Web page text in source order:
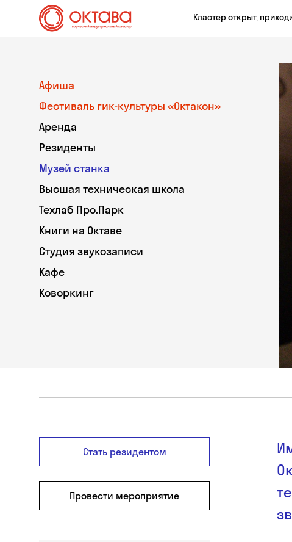
Кластер открыт,
Афиша
Фестиваль гик-культуры «Октакон»
Аренда
Резиденты
Музей станка
Высшая техническая школа
Техлаб Про.Парк
Книги на Октаве
Студия звукозаписи
Кафе
Коворкинг
Стать резидентом
Провести мероприятие